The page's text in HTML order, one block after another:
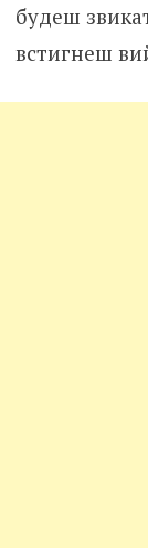
будеш
встигнеш